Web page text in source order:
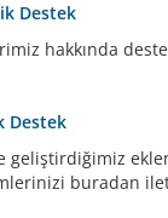
Destek
hakkında
Destek
geliştirdiğimiz
buradan